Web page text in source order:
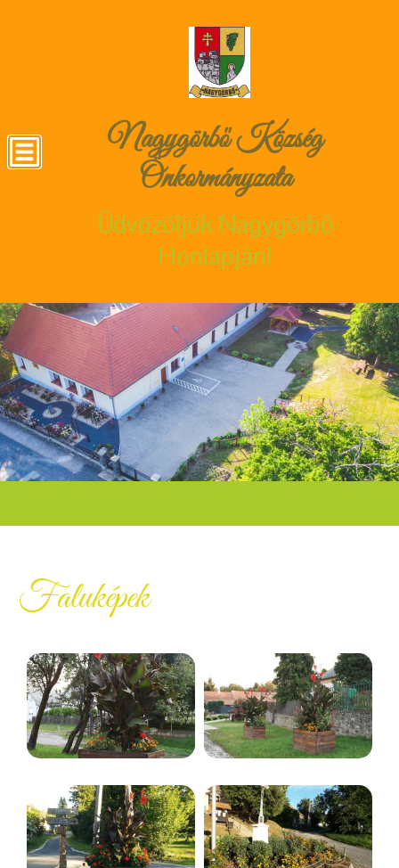
Nagygörbő Község
Önkormányzata
Üdvözöljük Nagygörbő
Honlapján!
Faluképek